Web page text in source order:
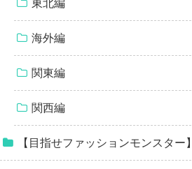
東北編
海外編
関東編
関西編
【目指せファッションモンスター】